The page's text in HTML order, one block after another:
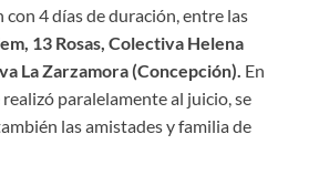
4 días de duración, entre las
13 Rosas, Colectiva Helena
La Zarzamora (Concepción). En
paralelamente al juicio, se
las amistades y familia de